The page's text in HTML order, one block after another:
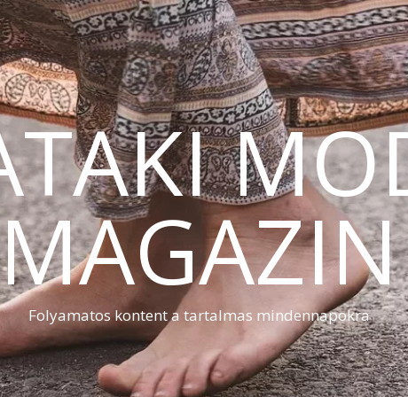
MAGAZIN
Folyamatos kontent a tartalmas mindennapokra